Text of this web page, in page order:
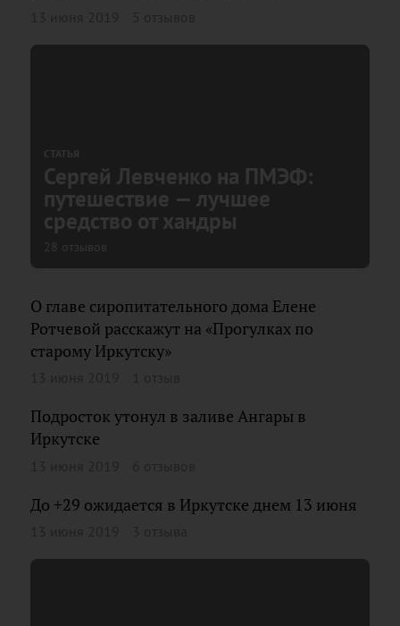
СТАТЬЯ
Сергей Левченко на ПМЭФ:
путешествие — лучшее
средство от хандры
28 отзывов
О главе сиропитательного дома Елене
Ротчевой расскажут на «Прогулках по
старому Иркутску»
Подросток утонул в заливе Ангары в
Иркутске
До +29 ожидается в Иркутске днем 13 июня